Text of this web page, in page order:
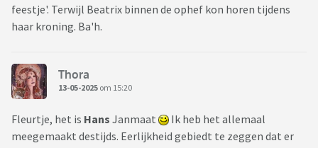
feestje'. Terwijl Beatrix binnen de ophef kon horen tijdens
haar kroning. Ba'h.
Thora
13-05-2025 om 15:20
Fleurtje, het is Hans Janmaat
Ik heb het allemaal
meegemaakt destijds. Eerlijkheid gebiedt te zeggen dat er